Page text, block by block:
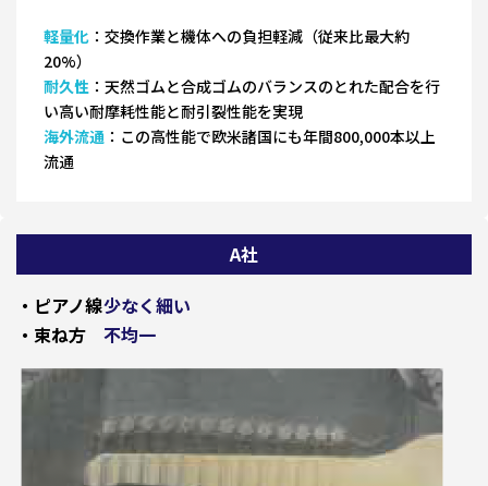
軽量化 ：交換作業と機体への負担軽減（従来比最大約
20%）
耐久性 ：天然ゴムと合成ゴムのバランスのとれた配合を行
い高い耐摩耗性能と耐引裂性能を実現
海外流通 ：この高性能で欧米諸国にも年間800,000本以上
流通
A社
・ピアノ線少なく細い
・束ね方
不均一